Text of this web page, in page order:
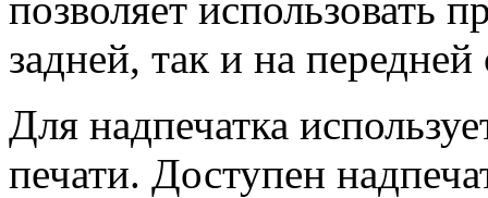
задней, так и на передней
Для надпечатка
печати. Доступен